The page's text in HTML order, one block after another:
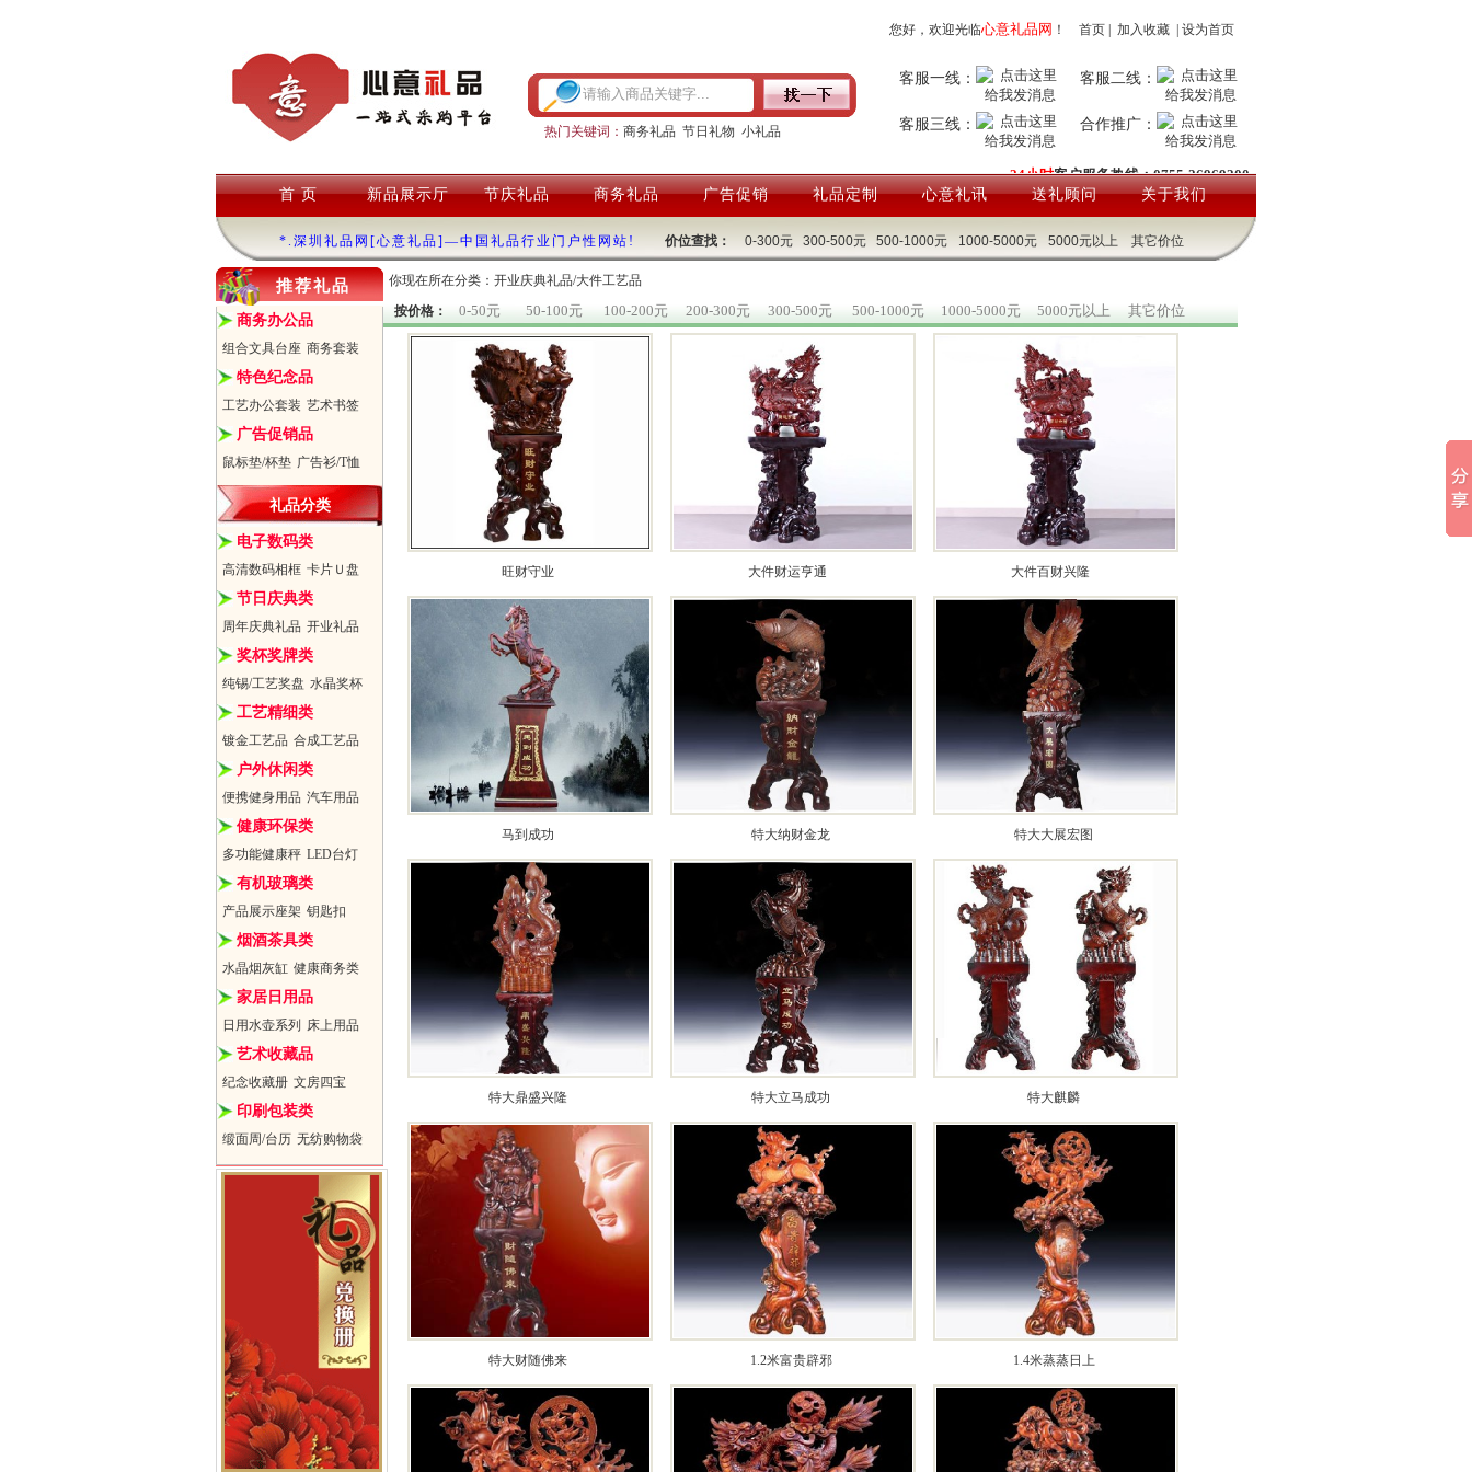
您好，欢迎光临心意礼品网 ！ 首页 加入收藏 设为首页
热门关键词： 商务礼品 节日礼物 小礼品
客服一线： 客服二线：
客服三线： 合作推广：
24小时客户服务热线：0755-26969200
首 页
新品展示厅 节庆礼品 商务礼品 广告促销 礼品定制 心意礼讯 送礼顾问 关于我们
*.深圳礼品网[心意礼品]—中国礼品行业门户性网站! 价位查找： 0-300元 300-500元 500-1000元 1000-5000元 5000元以上 其它价位
推荐礼品
商务办公品
组合文具台座 商务套装
特色纪念品
工艺办公套装 艺术书签
广告促销品
鼠标垫/杯垫 广告衫/T恤
礼品分类
电子数码类
高清数码相框 卡片Ｕ盘
节日庆典类
周年庆典礼品 开业礼品
奖杯奖牌类
纯锡/工艺奖盘 水晶奖杯
工艺精细类
镀金工艺品 合成工艺品
户外休闲类
便携健身用品 汽车用品
健康环保类
多功能健康秤 LED台灯
有机玻璃类
产品展示座架 钥匙扣
烟酒茶具类
水晶烟灰缸 健康商务类
家居日用品
日用水壶系列 床上用品
艺术收藏品
纪念收藏册 文房四宝
印刷包装类
缎面周/台历 无纺购物袋
你现在所在分类：开业庆典礼品/大件工艺品
按价格：
0-50元 50-100元 100-200元 200-300元 300-500元 500-1000元 1000-5000元 5000元以上 其它价位
旺财守业 大件财运亨通 大件百财兴隆
马到成功 特大纳财金龙 特大大展宏图
特大鼎盛兴隆 特大立马成功 特大麒麟
特大财随佛来 1.2米富贵辟邪 1.4米蒸蒸日上